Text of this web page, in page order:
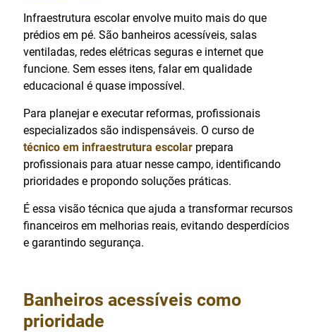
Infraestrutura escolar envolve muito mais do que
prédios em pé. São banheiros acessíveis, salas
ventiladas, redes elétricas seguras e internet que
funcione. Sem esses itens, falar em qualidade
educacional é quase impossível.
Para planejar e executar reformas, profissionais
especializados são indispensáveis. O curso de
técnico em infraestrutura escolar prepara
profissionais para atuar nesse campo, identificando
prioridades e propondo soluções práticas.
É essa visão técnica que ajuda a transformar recursos
financeiros em melhorias reais, evitando desperdícios
e garantindo segurança.
Banheiros acessíveis como
prioridade